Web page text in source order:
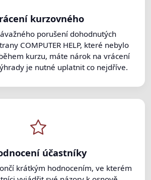
kurzovného
porušení dohodnutých
COMPUTER HELP, které nebylo
kurzu, máte nárok na vrácení
je nutné uplatnit co nejdříve.
účastníky
krátkým hodnocením, ve kterém